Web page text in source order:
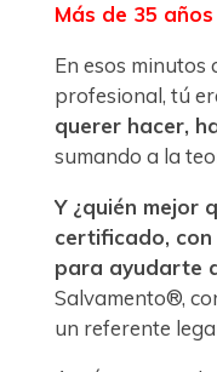
Más de 35
En esos minutos
profesional, tú
querer hacer,
sumando a la
Y ¿quién mejor
certificado, con
para ayudarte
Salvamento®,
un referente